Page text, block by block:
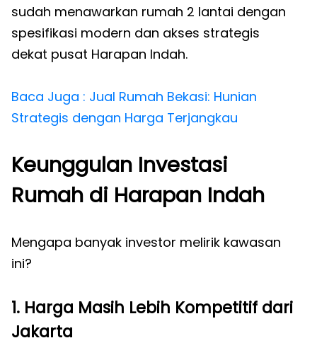
sudah menawarkan rumah 2 lantai dengan
spesifikasi modern dan akses strategis
dekat pusat Harapan Indah.
Baca Juga : Jual Rumah Bekasi: Hunian
Strategis dengan Harga Terjangkau
Keunggulan Investasi
Rumah di Harapan Indah
Mengapa banyak investor melirik kawasan
ini?
1. Harga Masih Lebih Kompetitif dari
Jakarta